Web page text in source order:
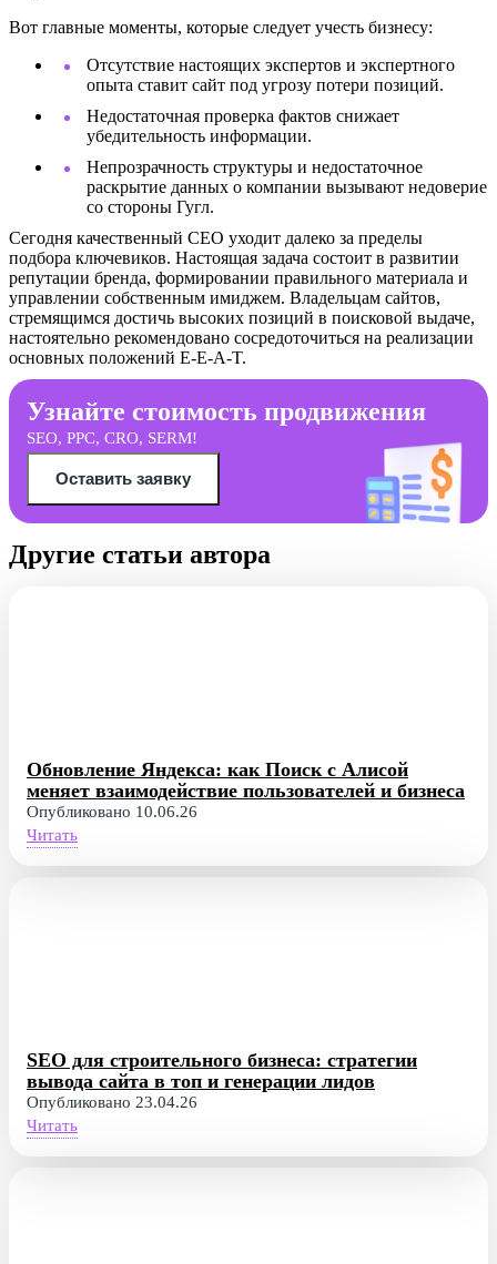
Вот главные моменты, которые следует учесть бизнесу:
Отсутствие настоящих экспертов и экспертного
опыта ставит сайт под угрозу потери позиций.
Недостаточная проверка фактов снижает
убедительность информации.
Непрозрачность структуры и недостаточное
раскрытие данных о компании вызывают недоверие
со стороны Гугл.
Сегодня качественный СЕО уходит далеко за пределы
подбора ключевиков. Настоящая задача состоит в развитии
репутации бренда, формировании правильного материала и
управлении собственным имиджем. Владельцам сайтов,
стремящимся достичь высоких позиций в поисковой выдаче,
настоятельно рекомендовано сосредоточиться на реализации
основных положений E-E-A-T.
Узнайте стоимость продвижения
SEO, PPC, CRO, SERM!
Оставить заявку
Другие статьи автора
Обновление Яндекса: как Поиск с Алисой
меняет взаимодействие пользователей и бизнеса
Опубликовано 10.06.26
Читать
SEO для строительного бизнеса: стратегии
вывода сайта в топ и генерации лидов
Опубликовано 23.04.26
Читать